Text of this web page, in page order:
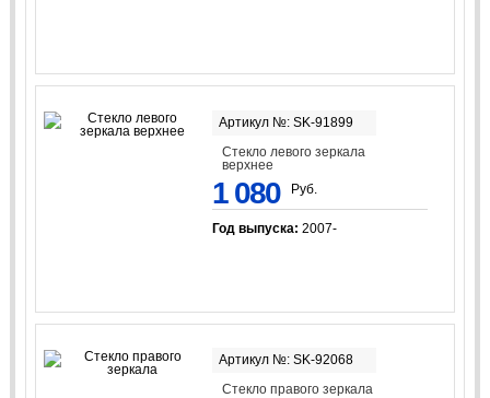
Артикул №: SK-91899
Стекло левого зеркала
верхнее
1 080 Руб.
Год выпуска: 2007-
Артикул №: SK-92068
Стекло правого зеркала